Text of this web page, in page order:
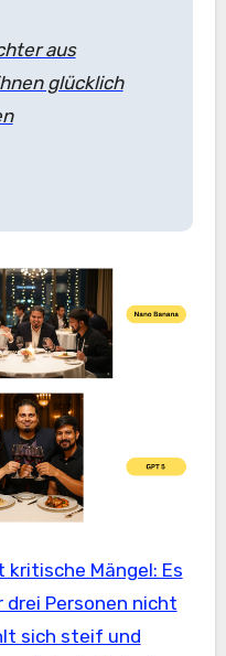
aus
glücklich
kritische Mängel: Es
Personen nicht
sich steif und